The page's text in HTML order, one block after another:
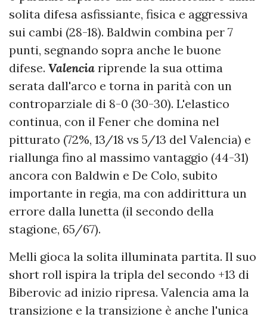
solita difesa asfissiante, fisica e aggressiva
sui cambi (28-18). Baldwin combina per 7
punti, segnando sopra anche le buone
difese. Valencia riprende la sua ottima
serata dall'arco e torna in parità con un
controparziale di 8-0 (30-30). L'elastico
continua, con il Fener che domina nel
pitturato (72%, 13/18 vs 5/13 del Valencia) e
riallunga fino al massimo vantaggio (44-31)
ancora con Baldwin e De Colo, subito
importante in regia, ma con addirittura un
errore dalla lunetta (il secondo della
stagione, 65/67).
Melli gioca la solita illuminata partita. Il suo
short roll ispira la tripla del secondo +13 di
Biberovic ad inizio ripresa. Valencia ama la
transizione e la transizione è anche l'unica